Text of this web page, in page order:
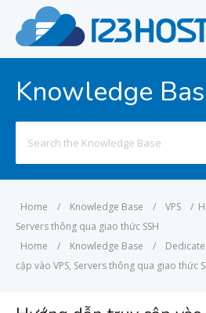
Knowledge
for:
Home / Knowledge Base / VPS /
Servers thông qua giao thức SSH
Home
/ Knowledge Base /
cập vào VPS, Servers thông qua giao thức